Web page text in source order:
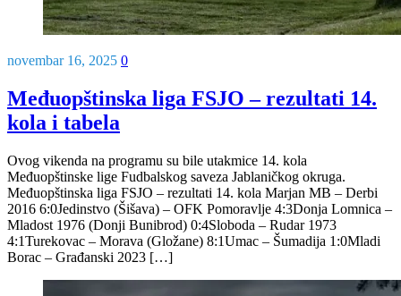
novembar 16, 2025 0
Međuopštinska liga FSJO – rezultati 14.
kola i tabela
Ovog vikenda na programu su bile utakmice 14. kola
Međuopštinske lige Fudbalskog saveza Jablaničkog okruga.
Međuopštinska liga FSJO – rezultati 14. kola Marjan MB – Derbi
2016 6:0Jedinstvo (Šišava) – OFK Pomoravlje 4:3Donja Lomnica –
Mladost 1976 (Donji Bunibrod) 0:4Sloboda – Rudar 1973
4:1Turekovac – Morava (Gložane) 8:1Umac – Šumadija 1:0Mladi
Borac – Građanski 2023 […]